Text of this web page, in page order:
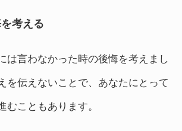
考える
は言わなかった時の後悔を考えまし
を伝えないことで、あなたにとって
むこともあります。